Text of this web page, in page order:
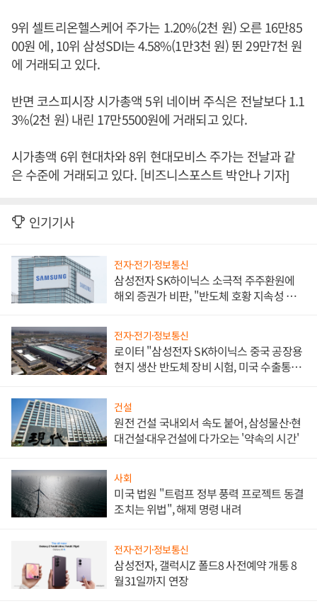
9위 셀트리온헬스케어 주가는 1.20%(2천 원) 오른 16만85
00원 에, 10위 삼성SDI는 4.58%(1만3천 원) 뛴 29만7천 원
에 거래되고 있다.
반면 코스피시장 시가총액 5위 네이버 주식은 전날보다 1.1
3%(2천 원) 내린 17만5500원에 거래되고 있다.
시가총액 6위 현대차와 8위 현대모비스 주가는 전날과 같
은 수준에 거래되고 있다. [비즈니스포스트 박안나 기자]
인기기사
전자·전기·정보통신
삼성전자 SK하이닉스 소극적 주주환원에
해외 증권가 비판, "반도체 호황 지속성 의
전자·전기·정보통신
로이터 "삼성전자 SK하이닉스 중국 공장용
현지 생산 반도체 장비 시험, 미국 수출통제
건설
원전 건설 국내외서 속도 붙어, 삼성물산·현
대건설·대우건설에 다가오는 '약속의 시간'
사회
미국 법원 "트럼프 정부 풍력 프로젝트 동결
조치는 위법", 해제 명령 내려
전자·전기·정보통신
삼성전자, 갤럭시Z 폴드8 사전예약 개통 8
월31일까지 연장